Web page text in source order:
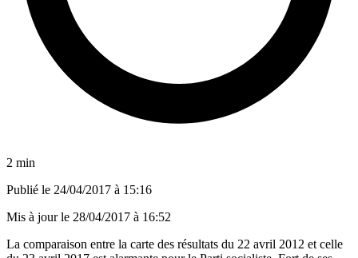
2 min
Publié le 24/04/2017 à 15:16
Mis à jour le 28/04/2017 à 16:52
La comparaison entre la carte des résultats du 22 avril 2012 et celle